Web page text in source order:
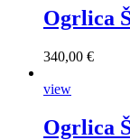
Ogrlica
340,00 €
view
Ogrlica